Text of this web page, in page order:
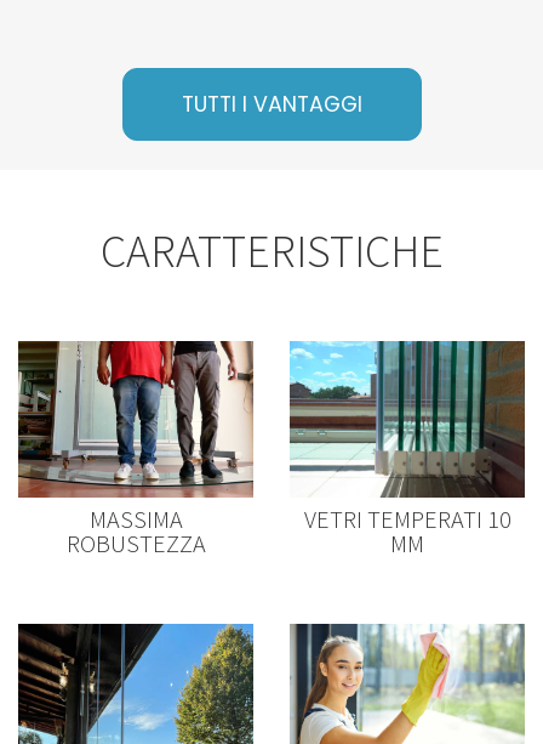
TUTTI I VANTAGGI
CARATTERISTICHE
MASSIMA
ROBUSTEZZA
VETRI TEMPERATI 10
MM